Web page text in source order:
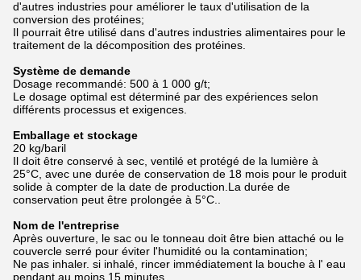
d'autres industries pour améliorer le taux d'utilisation de la
conversion des protéines;
Il pourrait être utilisé dans d'autres industries alimentaires pour le
traitement de la décomposition des protéines.
Système de demande
Dosage recommandé: 500 à 1 000 g/t;
Le dosage optimal est déterminé par des expériences selon
différents processus et exigences.
Emballage et stockage
20 kg/baril
Il doit être conservé à sec, ventilé et protégé de la lumière à
25°C, avec une durée de conservation de 18 mois pour le produit
solide à compter de la date de production.La durée de
conservation peut être prolongée à 5°C..
Nom de l'entreprise
Après ouverture, le sac ou le tonneau doit être bien attaché ou le
couvercle serré pour éviter l'humidité ou la contamination;
Ne pas inhaler. si inhalé, rincer immédiatement la bouche à l' eau
pendant au moins 15 minutes.